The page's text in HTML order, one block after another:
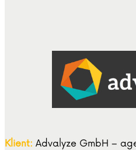
Klient: Advalyze GmbH –